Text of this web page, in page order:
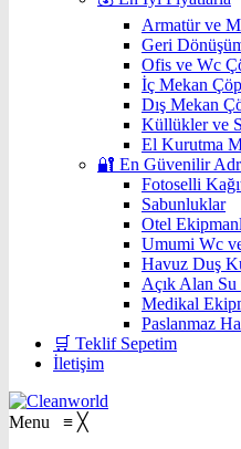
Armatür ve
Geri
Ofis ve Wc
İç Mekan
Dış Mekan
Küllükler ve
El Kurutma
🔐 En Güvenilir
Fotoselli
Sabunluklar
Otel
Umumi Wc
Havuz Duş
Açık Alan
Medikal
Paslanmaz
🛒 Teklif Sepetim
İletişim
Menu ≡ ╳